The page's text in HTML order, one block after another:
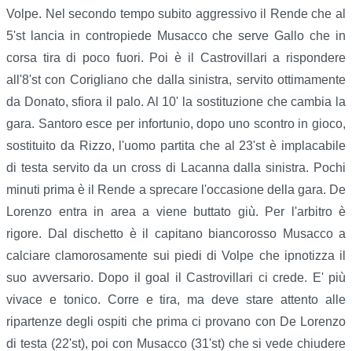
Volpe. Nel secondo tempo subito aggressivo il Rende che al
5'st lancia in contropiede Musacco che serve Gallo che in
corsa tira di poco fuori. Poi è il Castrovillari a rispondere
all'8'st con Corigliano che dalla sinistra, servito ottimamente
da Donato, sfiora il palo. Al 10' la sostituzione che cambia la
gara. Santoro esce per infortunio, dopo uno scontro in gioco,
sostituito da Rizzo, l'uomo partita che al 23'st è implacabile
di testa servito da un cross di Lacanna dalla sinistra. Pochi
minuti prima è il Rende a sprecare l'occasione della gara. De
Lorenzo entra in area a viene buttato giù. Per l'arbitro è
rigore. Dal dischetto è il capitano biancorosso Musacco a
calciare clamorosamente sui piedi di Volpe che ipnotizza il
suo avversario. Dopo il goal il Castrovillari ci crede. E' più
vivace e tonico. Corre e tira, ma deve stare attento alle
ripartenze degli ospiti che prima ci provano con De Lorenzo
di testa (22'st), poi con Musacco (31'st) che si vede chiudere